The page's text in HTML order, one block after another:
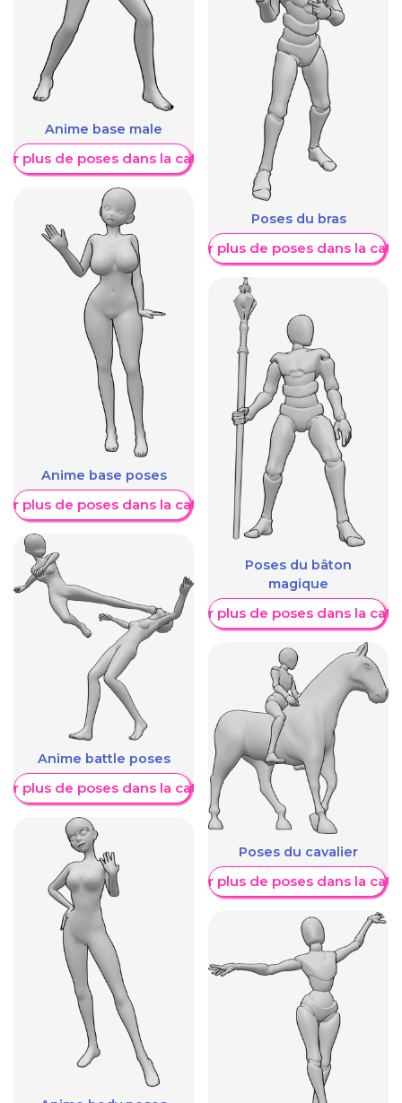
Anime base male
plus de poses dans la catégorie
Anime base poses
plus de poses dans la catégorie
Anime battle poses
plus de poses dans la catégorie
Poses du bras
Afficher plus de poses dans la
Poses du bâton
magique
Afficher plus de poses dans la
Poses du cavalier
Afficher plus de poses dans la